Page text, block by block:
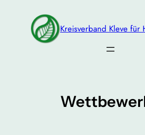
springen
Kreisverband Kleve für